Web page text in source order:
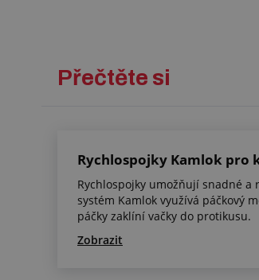
Přečtěte si
Rychlospojky Kamlok pro
Rychlospojky umožňují snadné a
systém Kamlok využívá páčkový
páčky zaklíní vačky do protikusu.
Zobrazit